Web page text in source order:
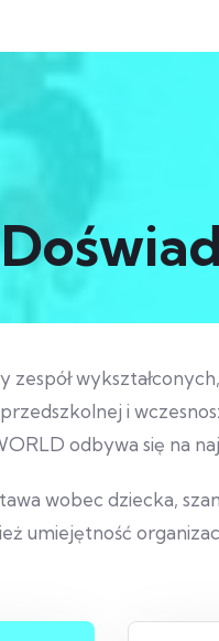
zespół
i
odbywa się na
wobec dziecka,
umiejętność